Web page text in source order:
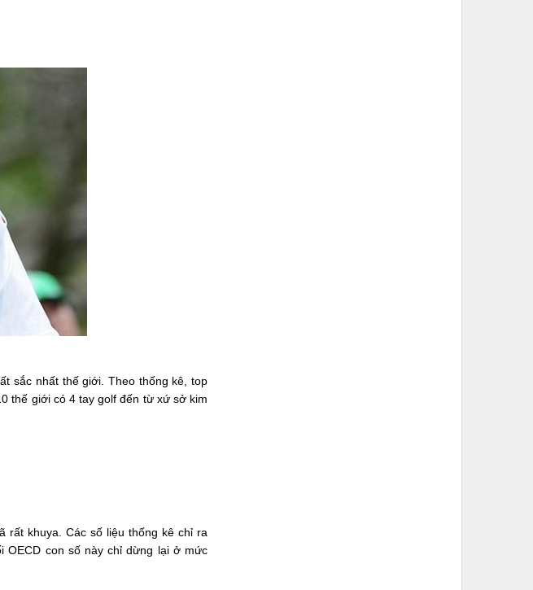
sắc nhất thế giới. Theo thống kê, top
thế giới có 4 tay golf đến từ xứ sở kim
rất khuya. Các số liệu thống kê chỉ ra
OECD con số này chỉ dừng lại ở mức